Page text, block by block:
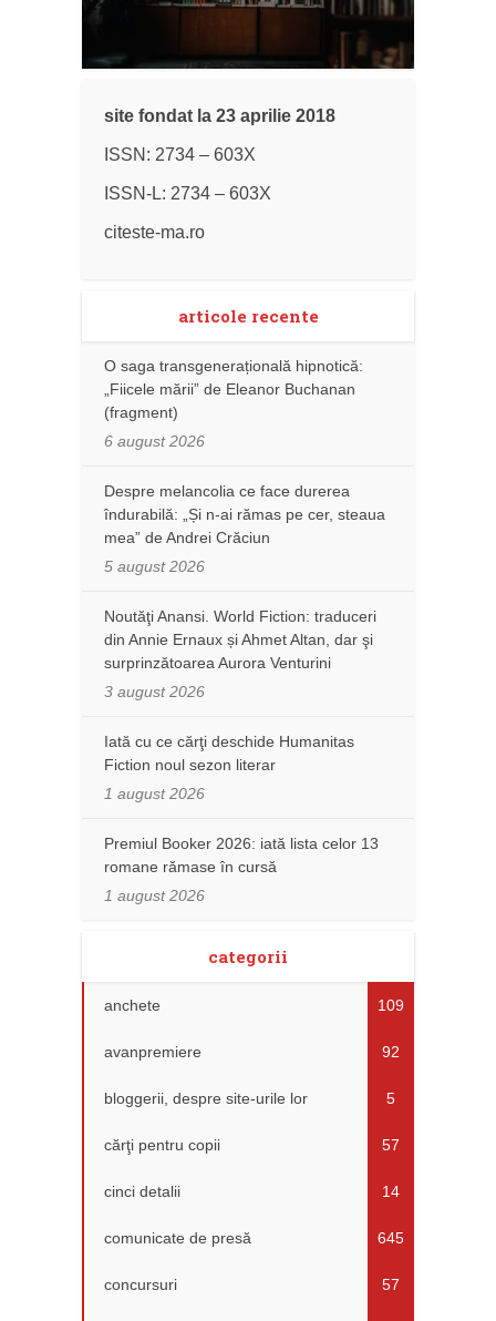
site fondat la 23 aprilie 2018
ISSN: 2734 – 603X
ISSN-L: 2734 – 603X
citeste-ma.ro
articole recente
O saga transgenerațională hipnotică:
„Fiicele mării” de Eleanor Buchanan
(fragment)
6 august 2026
Despre melancolia ce face durerea
îndurabilă: „Și n-ai rămas pe cer, steaua
mea” de Andrei Crăciun
5 august 2026
Noutăţi Anansi. World Fiction: traduceri
din Annie Ernaux și Ahmet Altan, dar şi
surprinzătoarea Aurora Venturini
3 august 2026
Iată cu ce cărţi deschide Humanitas
Fiction noul sezon literar
1 august 2026
Premiul Booker 2026: iată lista celor 13
romane rămase în cursă
1 august 2026
categorii
anchete 109
avanpremiere 92
bloggerii, despre site-urile lor 5
cărţi pentru copii 57
cinci detalii 14
comunicate de presă 645
concursuri 57